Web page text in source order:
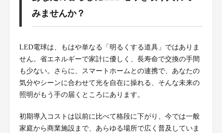
みませんか？
LED電球は、もはや単なる「明るくする道具」ではありま
せん。省エネルギーで家計に優しく、長寿命で交換の手間
も少ない。さらに、スマートホームとの連携で、あなたの
気分やシーンに合わせて光を自在に操れる、そんな未来の
照明がもう手の届くところにあります。
初期導入コストは以前に比べて格段に下がり、今では一般
家庭から商業施設まで、あらゆる場所で広く普及していま